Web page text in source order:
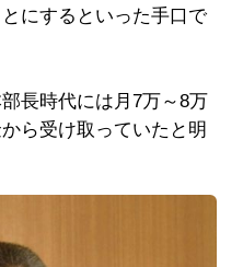
にするといった手口で
長時代には月7万～8万
ら受け取っていたと明